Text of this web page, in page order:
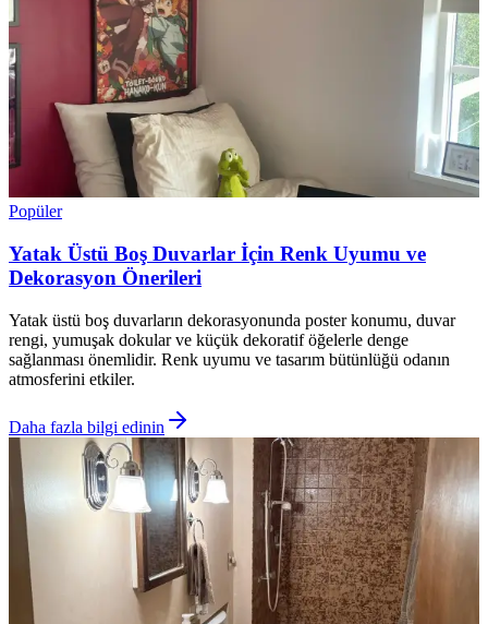
Popüler
Yatak Üstü Boş Duvarlar İçin Renk Uyumu ve
Dekorasyon Önerileri
Yatak üstü boş duvarların dekorasyonunda poster konumu, duvar
rengi, yumuşak dokular ve küçük dekoratif öğelerle denge
sağlanması önemlidir. Renk uyumu ve tasarım bütünlüğü odanın
atmosferini etkiler.
Daha fazla bilgi edinin